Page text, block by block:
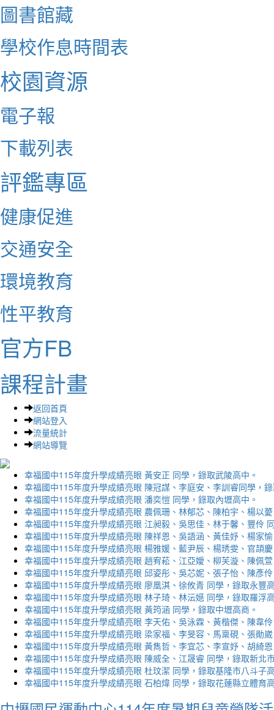
圖書館藏
學校作息時間表
校園資源
電子報
下載列表
評鑑專區
健康促進
交通安全
環境教育
性平教育
官方FB
課程計畫
返回首頁
網站登入
流量統計
網站導覽
幸福國中115年度升學成績亮眼 黃安正 同學，錄取武陵高中。
幸福國中115年度升學成績亮眼 陳冠謀、李庭安、李訓睿同學，
幸福國中115年度升學成績亮眼 潘奕愷 同學，錄取內壢高中。
幸福國中115年度升學成績亮眼 農佩珊、林郁芯、陳柏宇、楊以
幸福國中115年度升學成績亮眼 江昶毅、吳思佳、林于馨、豐伶
幸福國中115年度升學成績亮眼 陳祥恩、吳語涵、黃佳妤、楊家
幸福國中115年度升學成績亮眼 楊雅媛、藍尹辰、楊琇雯、官頡
幸福國中115年度升學成績亮眼 趙宥菘、江亞嬡、柳芙漩、陳佩
幸福國中115年度升學成績亮眼 邱姿彤、吳芯妮、張子怡、陳彥
幸福國中115年度升學成績亮眼 廖凰淇、徐攸青 同學，錄取永豐
幸福國中115年度升學成績亮眼 林子琦、林沄嬨 同學，錄取羅浮
幸福國中115年度升學成績亮眼 黃筠涵 同學，錄取中壢高商。
幸福國中115年度升學成績亮眼 李天佑、吳泳霖、黃楷傑、陳韋
幸福國中115年度升學成績亮眼 梁家福、李旻容、馬稟硯、張勛
幸福國中115年度升學成績亮眼 黃雋哲、李宜芯、李宣妤、胡綺
幸福國中115年度升學成績亮眼 陳威全、江晟睿 同學，錄取新北
幸福國中115年度升學成績亮眼 杜玟潔 同學，錄取基隆市八斗子
幸福國中115年度升學成績亮眼 石柏煒 同學，錄取花蓮縣立體育